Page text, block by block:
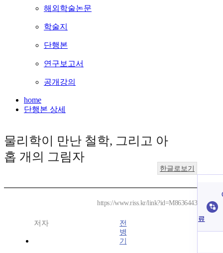
해외학술논문
학술지
단행본
연구보고서
공개강의
home
단행본 상세
물리학이 만난 철학, 그리고 아
홉 개의 그림자
한글로보기
https://www.riss.kr/link?id=M8636443
저자
전
병
기
료